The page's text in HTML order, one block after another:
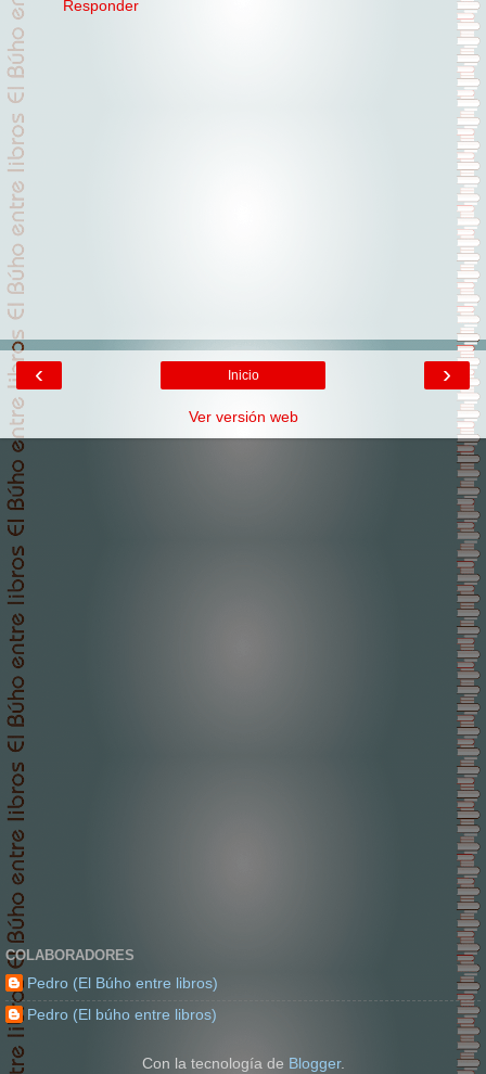
Responder
‹ ›
Inicio
Ver versión web
COLABORADORES
Pedro (El Búho entre libros)
Pedro (El búho entre libros)
Con la tecnología de Blogger.